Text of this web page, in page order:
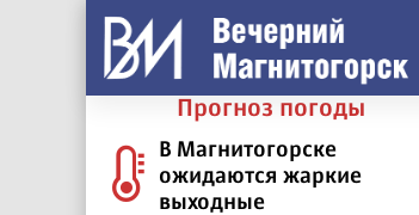
Прогноз погоды
В Магнитогорске
ожидаются жаркие
выходные